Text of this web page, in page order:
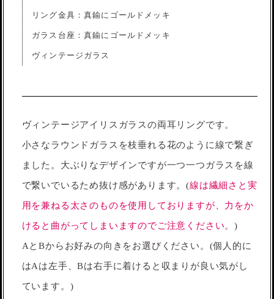
リング金具：真鍮にゴールドメッキ
ガラス台座：真鍮にゴールドメッキ
ヴィンテージガラス
ヴィンテージアイリスガラスの両耳リングです。
小さなラウンドガラスを枝垂れる花のように線で繋ぎ
ました。大ぶりなデザインですが一つ一つガラスを線
で繋いでいるため抜け感があります。(線は繊細さと実
用を兼ねる太さのものを使用しておりますが、力をか
けると曲がってしまいますのでご注意ください。)
AとBからお好みの向きをお選びください。(個人的に
はAは左手、Bは右手に着けると収まりが良い気がし
ています。)